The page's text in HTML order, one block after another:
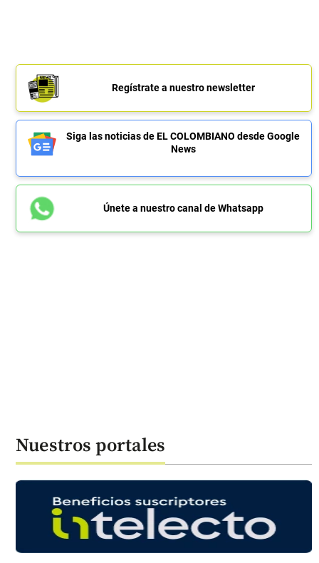
Regístrate a nuestro newsletter
Siga las noticias de EL COLOMBIANO desde Google
News
Únete a nuestro canal de Whatsapp
Nuestros portales